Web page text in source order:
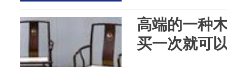
高端的一种
买一次就可